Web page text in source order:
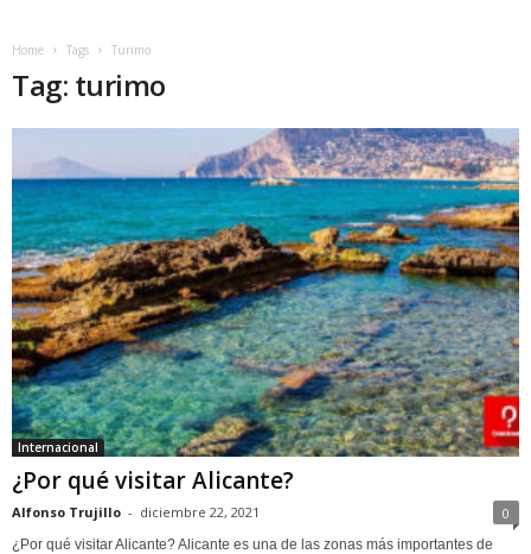
Home Tags Turimo
Tag: turimo
Internacional
¿Por qué visitar Alicante?
Alfonso Trujillo - diciembre 22, 2021 0
¿Por qué visitar Alicante? Alicante es una de las zonas más importantes de